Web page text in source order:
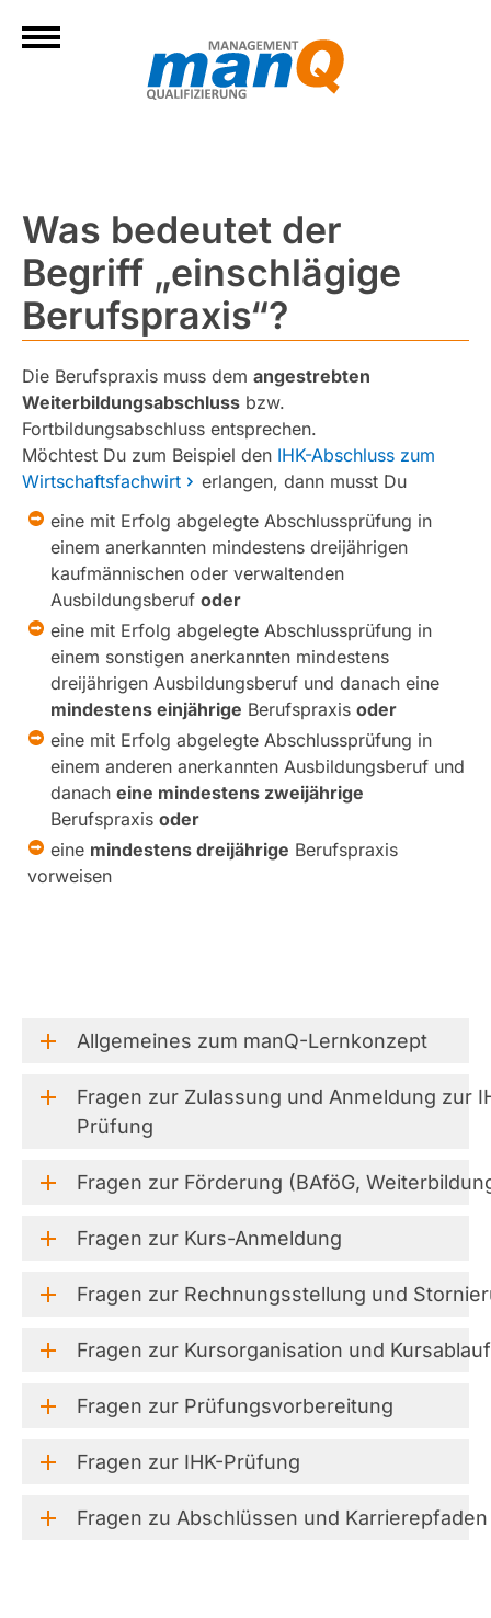
Was bedeutet der
Begriff „einschlägige
Berufspraxis“?
Die Berufspraxis muss dem angestrebten
Weiterbildungsabschluss bzw.
Fortbildungsabschluss entsprechen.
Möchtest Du zum Beispiel den IHK-Abschluss zum
Wirtschaftsfachwirt
erlangen, dann musst Du
eine mit Erfolg abgelegte Abschlussprüfung in
einem anerkannten mindestens dreijährigen
kaufmännischen oder verwaltenden
Ausbildungsberuf oder
eine mit Erfolg abgelegte Abschlussprüfung in
einem sonstigen anerkannten mindestens
dreijährigen Ausbildungsberuf und danach eine
mindestens einjährige Berufspraxis oder
eine mit Erfolg abgelegte Abschlussprüfung in
einem anderen anerkannten Ausbildungsberuf und
danach eine mindestens zweijährige
Berufspraxis oder
eine mindestens dreijährige Berufspraxis
vorweisen
Allgemeines zum manQ-Lernkonzept
Fragen zur Zulassung und Anmeldung zur
Prüfung
Fragen zur Förderung (BAföG,
Fragen zur Kurs-Anmeldung
Fragen zur Rechnungsstellung und
Fragen zur Kursorganisation und Kursablauf
Fragen zur Prüfungsvorbereitung
Fragen zur IHK-Prüfung
Fragen zu Abschlüssen und Karrierepfaden